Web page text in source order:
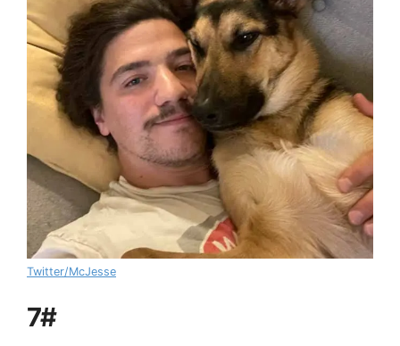
Twitter/McJesse
7#